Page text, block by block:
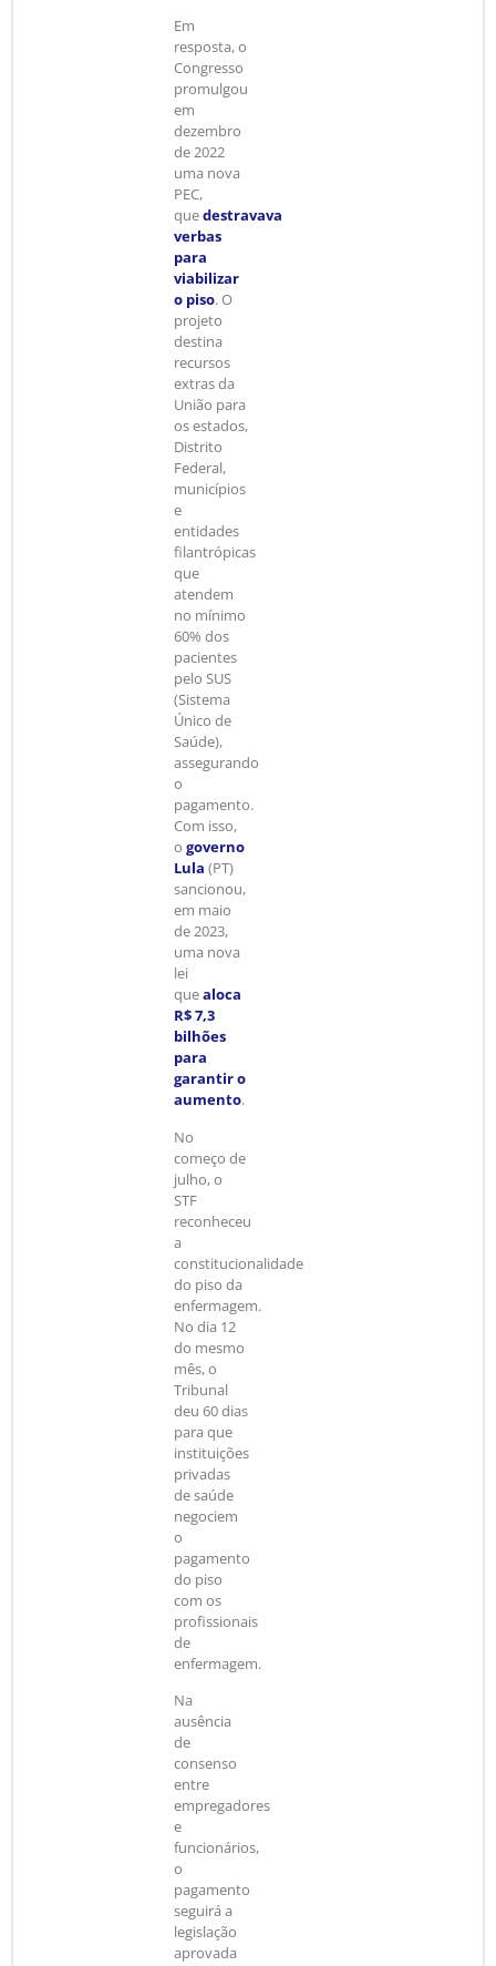
Em
resposta, o
Congresso
promulgou
em
dezembro
de 2022
uma nova
PEC,
quedestravava
verbas
para
viabilizar
o piso. O
projeto
destina
recursos
extras da
União para
os estados,
Distrito
Federal,
municípios
e
entidades
filantrópicas
que
atendem
no mínimo
60% dos
pacientes
pelo SUS
(Sistema
Único de
Saúde),
assegurando
o
pagamento.
Com isso,
o governo
Lula (PT)
sancionou,
em maio
de 2023,
uma nova
lei
quealoca
R$ 7,3
bilhões
para
garantir o
aumento.
No
começo de
julho, o
STF
reconheceu
a
constitucionalidade
do piso da
enfermagem.
No dia 12
do mesmo
mês, o
Tribunal
deu 60 dias
para que
instituições
privadas
de saúde
negociem
o
pagamento
do piso
com os
profissionais
de
enfermagem.
Na
ausência
de
consenso
entre
empregadores
e
funcionários,
o
pagamento
seguirá a
legislação
aprovada